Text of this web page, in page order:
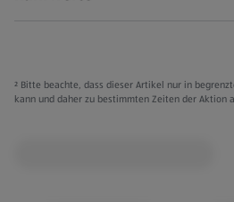
² Bitte beachte, dass dieser Artikel nur in
kann und daher zu bestimmten Zeiten der Aktion